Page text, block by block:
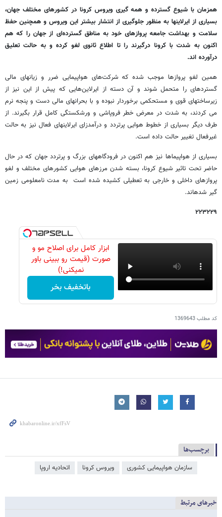
همزمان با شیوع گسترده و همه گیری ویروس کرونا در کشورهای مختلف جهان،
بسیاری از ایرلاینها به منظور جلوگیری از انتشار بیشتر این ویروس و همچنین حفظ
سلامت و بهداشت جامعه پروازهای خود به مناطق گسترده‌ای از جهان را که هم
اکنون به شدت با کرونا درگیرند را تا اطلاع ثانوی لغو کرده و به حالت تعلیق
درآورده اند.
همین لغو پروازها موجب شده که شرکت‌های هواپیمایی ضرر و زیانهای مالی
گستردهای را متحمل شوند و آن دسته از ایرلاین‌هایی که پیش از این نیز از
زیرساختهای قوی و مستحکمی برخوردار نبوده و با بحرانهای مالی دست و پنجه نرم
می کردند، به شدت در معرض خطر فروپاشی و ورشکستگی کامل قرار بگیرند. از
طرف دیگر بسیاری از خطوط هوایی پرتردد و درآمدزای ایرلاینهای فعال نیز به حالت
غیرفعال تغییر حالت داده است.
بسیاری از هواپیماها نیز هم اکنون در فرودگاههای بزرگ و پرتردد جهان که در حال
حاضر تحت تاثیر شیوع کرونا، بسته شدن مرزهای هوایی کشورهای مختلف و لغو
پروازهای داخلی و خارجی به تعطیلی کشیده شده است به مدت نامعلومی زمین
گیر شدهاند.
۲۲۳۲۲۹
ابزار کامل برای اصلاح مو و
صورت (قیمت رو ببینی باور
نمیکنی!)
باتخفیف بخر
کد مطلب1369643
برچسب‌ها
سازمان هواپیمایی کشوری ویروس کرونا اتحادیه اروپا
خبرهای مرتبط